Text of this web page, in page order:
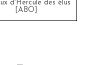
d'Hercule des élus
[ABO]